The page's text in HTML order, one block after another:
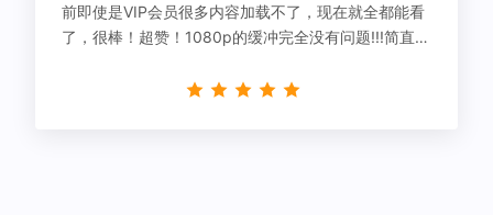
前即使是VIP会员很多内容加载不了，现在就全都能看
了，很棒！超赞！1080p的缓冲完全没有问题!!!简直救